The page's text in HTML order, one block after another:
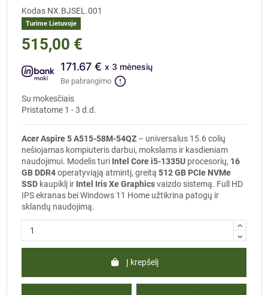
Kodas NX.BJSEL.001
Turime Lietuvoje
515,00 €
171.67 € x 3 mėnesių
Be pabrangimo
Su mokesčiais
Pristatome 1 - 3 d.d.
Acer Aspire 5 A515-58M-54QZ – universalus 15.6 colių
nešiojamas kompiuteris darbui, mokslams ir kasdieniam
naudojimui. Modelis turi Intel Core i5-1335U procesorių, 16
GB DDR4operatyviąją atmintį, greitą 512 GB PCIe NVMe
SSD kaupiklį ir Intel Iris Xe Graphicsvaizdo sistemą. Full HD
IPS ekranas bei Windows 11 Home užtikrina patogų ir
sklandų naudojimą.
Į krepšelį